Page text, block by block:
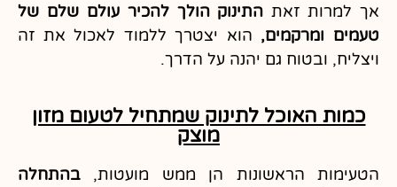
אך למרות זאת התינוק הולך להכיר עולם שלם של
טעמים ומרקמים, הוא יצטרך ללמוד לאכול את זה
ויצליח, ובטוח גם יהנה על הדרך.
כמות האוכל לתינוק שמתחיל לטעום מזון
מוצק
הטעימות הראשונות הן ממש מועטות, בהתחלה